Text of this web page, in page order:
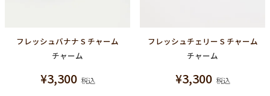
フレッシュバナナ S チャーム
チャーム
¥3,300 税込
フレッシュチェリー S チャーム
チャーム
¥3,300 税込